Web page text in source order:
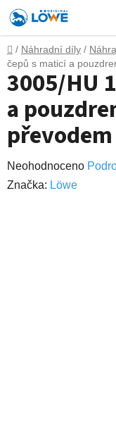
Přejít
na
obsah
Domů
/ Náhradní díly /
čepů s maticí a
3005/HU
a
převodem
Průměrné
hodnocení
Neohodnoceno
Značka: Lӧwe